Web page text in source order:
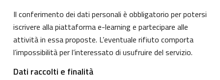
Il conferimento dei dati personali è obbligatorio per potersi
iscrivere alla piattaforma e-learning e partecipare alle
attività in essa proposte. L’eventuale rifiuto comporta
l’impossibilità per l’interessato di usufruire del servizio.
Dati raccolti e finalità